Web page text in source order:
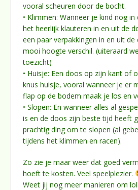
vooral scheuren door de bocht.
• Klimmen: Wanneer je kind nog
het heerlijk klauteren in en uit de
een paar verpakkingen in en uit
mooi hoogte verschil. (uiteraard
toezicht)
• Huisje: Een doos op zijn kant of
knus huisje, vooral wanneer je er
flap op de bodem maak je los en
• Slopen: En wanneer alles al
is en de doos zijn beste tijd heeft
prachtig ding om te slopen (al
tijdens het klimmen en racen).
Zo zie je maar weer dat goed
hoeft te kosten. Veel speelplezier.
Weet jij nog meer manieren om